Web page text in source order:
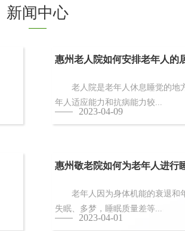
新闻中心
惠州老人院如何安排老年人的
老人院是老年人休息睡觉的地
年人适应能力和抗病能力较...
2023-04-09
惠州敬老院如何为老年人进行
老年人因为身体机能的衰退和
失眠、多梦，睡眠质量差等...
2023-04-01